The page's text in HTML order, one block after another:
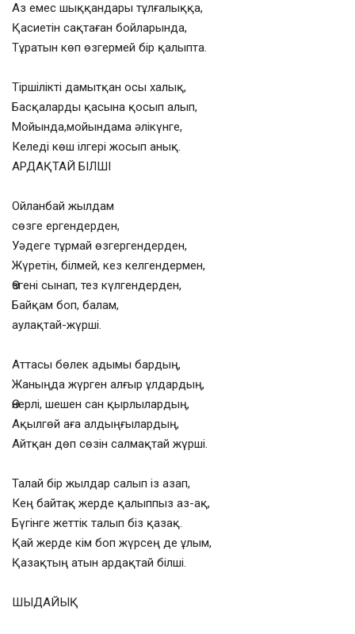
Аз емес шыққандары тұлғалыққа,
Қасиетін сақтаған бойларында,
Тұратын көп өзгермей бір қалыпта.
Тіршілікті дамытқан осы халық,
Басқаларды қасына қосып алып,
Мойында,мойындама әлікүнге,
Келеді көш ілгері жосып анық.
АРДАҚТАЙ БІЛШІ
Ойланбай жылдам
сөзге ергендерден,
Уәдеге тұрмай өзгергендерден,
Жүретін, білмей, кез келгендермен,
Өзгені сынап, тез күлгендерден,
Байқам боп, балам,
аулақтай-жүрші.
Аттасы бөлек адымы бардың,
Жаныңда жүрген алғыр ұлдардың,
Өнерлі, шешен сан қырлылардың,
Ақылгөй аға алдыңғылардың,
Айтқан дөп сөзін салмақтай жүрші.
Талай бір жылдар салып із азап,
Кең байтақ жерде қалыппыз аз-ақ,
Бүгінге жеттік талып біз қазақ.
Қай жерде кім боп жүрсең де ұлым,
Қазақтың атын ардақтай білші.
ШЫДАЙЫҚ